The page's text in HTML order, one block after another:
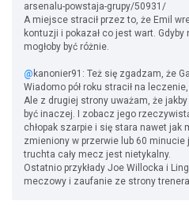
arsenalu-powstaja-grupy/50931/
A miejsce stracił przez to, że Emil
kontuzji i pokazał co jest wart.
mogłoby być różnie.
@ kanonier91: Też się zgadzam, że
Wiadomo pół roku stracił na
Ale z drugiej strony uważam, że jakby
być inaczej. I zobacz jego
chłopak szarpie i się stara nawet jak
zmieniony w przerwie lub 60
truchta cały mecz jest nietykalny.
Ostatnio przykłady Joe Willocka i
meczowy i zaufanie ze strony